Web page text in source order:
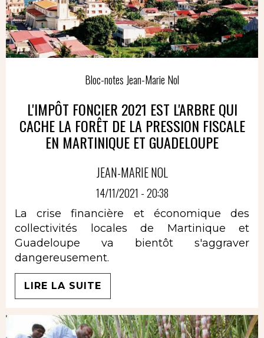
Bloc-notes Jean-Marie Nol
L'IMPÔT FONCIER 2021 EST L'ARBRE QUI
CACHE LA FORÊT DE LA PRESSION FISCALE
EN MARTINIQUE ET GUADELOUPE
JEAN-MARIE NOL
14/11/2021 - 20:38
La crise financière et économique des
collectivités locales de Martinique et
Guadeloupe va bientôt s'aggraver
dangereusement.
LIRE LA SUITE